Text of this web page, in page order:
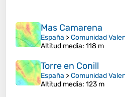
Mas Camarena
España >Comunidad
Altitud media: 118 m
Torre en Conill
España >Comunidad
Altitud media: 123 m